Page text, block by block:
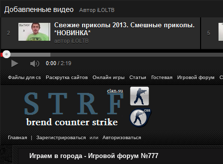
Файлы для cs Раскрутка сайтов Онлайн игры Статьи Гостевая Игровой форум
Главная | Зарегистрироваться или Авторизоваться
Играем в города - Игровой форум №777